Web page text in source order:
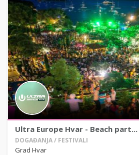
Ultra Europe Hvar - Beach part...
DOGAĐANJA / FESTIVALI
Grad Hvar